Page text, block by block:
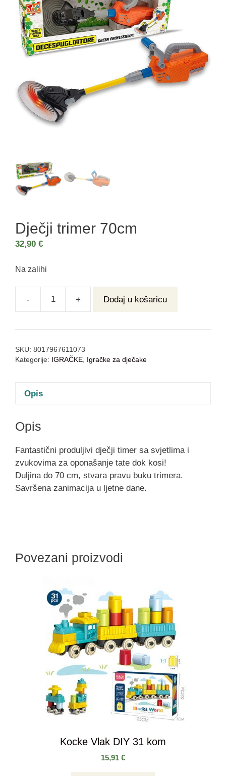
Dječji trimer 70cm
32,90 €
Na zalihi
- + Dodaj u košaricu
SKU: 8017967611073
Kategorije: IGRAČKE, Igračke za dječake
Opis
Opis
Fantastični produljivi dječji timer sa svjetlima i
zvukovima za oponašanje tate dok kosi!
Duljina do 70 cm, stvara pravu buku trimera.
Savršena zanimacija u ljetne dane.
Povezani proizvodi
Kocke Vlak DIY 31 kom
15,91 €